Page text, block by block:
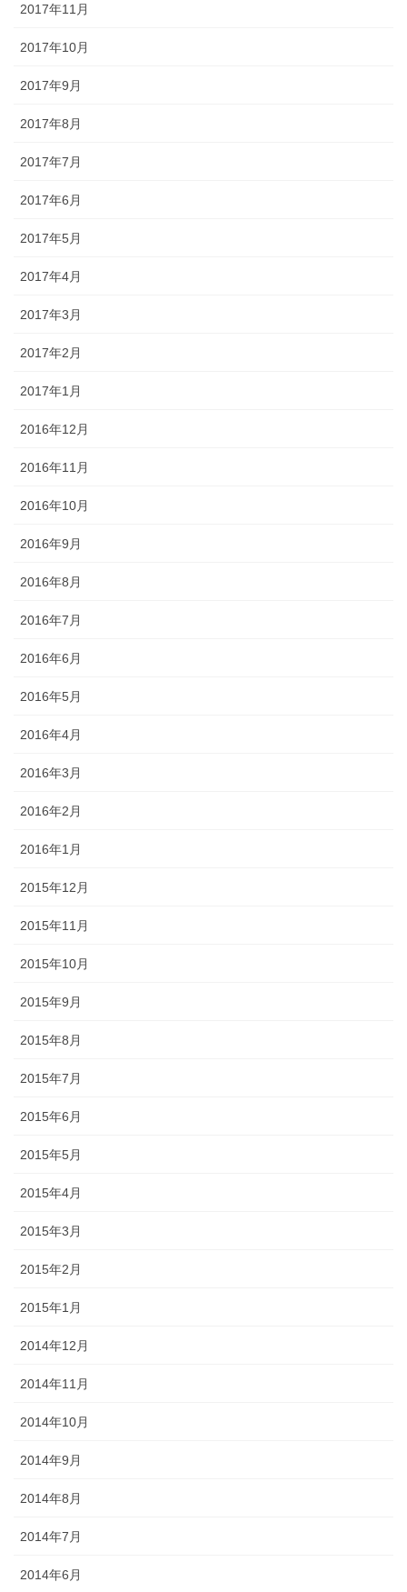
2017年11月
2017年10月
2017年9月
2017年8月
2017年7月
2017年6月
2017年5月
2017年4月
2017年3月
2017年2月
2017年1月
2016年12月
2016年11月
2016年10月
2016年9月
2016年8月
2016年7月
2016年6月
2016年5月
2016年4月
2016年3月
2016年2月
2016年1月
2015年12月
2015年11月
2015年10月
2015年9月
2015年8月
2015年7月
2015年6月
2015年5月
2015年4月
2015年3月
2015年2月
2015年1月
2014年12月
2014年11月
2014年10月
2014年9月
2014年8月
2014年7月
2014年6月